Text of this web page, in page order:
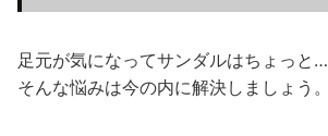
足元が気になってサンダルはちょっと…
そんな悩みは今の内に解決しましょう。